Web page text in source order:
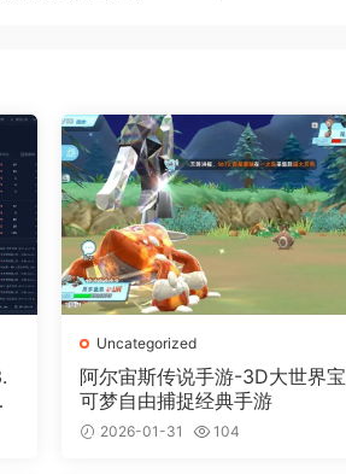
Uncategorized
阿尔宙斯传说手游-3D大世界宝
可梦自由捕捉经典手游
2026-01-31 104